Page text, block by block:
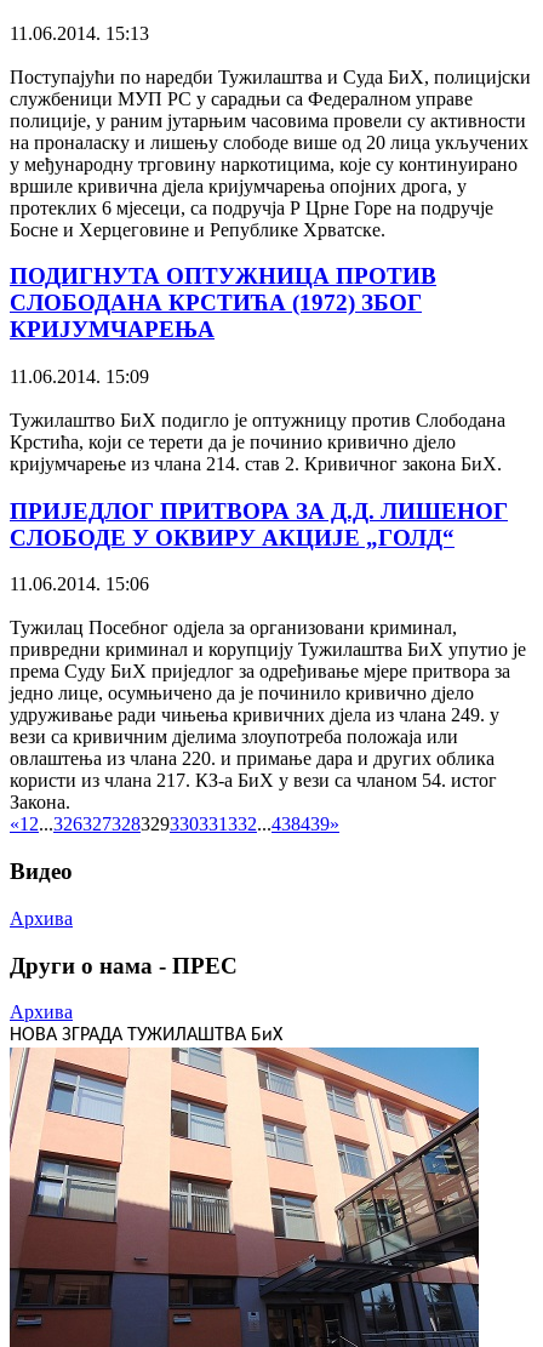
11.06.2014. 15:13
Поступајући по наредби Тужилаштва и Суда БиХ, полицијски
службеници МУП РС у сарадњи са Федералном управе
полиције, у раним јутарњим часовима провели су активности
на проналаску и лишењу слободе више од 20 лица укључених
у међународну трговину наркотицима, које су континуирано
вршиле кривична дјела кријумчарења опојних дрога, у
протеклих 6 мјесеци, са подручја Р Црне Горе на подручје
Босне и Херцеговине и Републике Хрватске.
ПОДИГНУТА ОПТУЖНИЦА ПРОТИВ
СЛОБОДАНА КРСТИЋА (1972) ЗБОГ
КРИЈУМЧАРЕЊА
11.06.2014. 15:09
Тужилаштво БиХ подигло је оптужницу против Слободана
Крстића, који се терети да је починио кривично дјело
кријумчарење из члана 214. став 2. Кривичног закона БиХ.
ПРИЈЕДЛОГ ПРИТВОРА ЗА Д.Д. ЛИШЕНОГ
СЛОБОДЕ У ОКВИРУ АКЦИЈЕ „ГОЛД“
11.06.2014. 15:06
Тужилац Посебног одјела за организовани криминал,
привредни криминал и корупцију Тужилаштва БиХ упутио је
према Суду БиХ приједлог за одређивање мјере притвора за
једно лице, осумњичено да је починило кривично дјело
удруживање ради чињења кривичних дјела из члана 249. у
вези са кривичним дјелима злоупотреба положаја или
овлаштења из члана 220. и примање дара и других облика
користи из члана 217. КЗ-а БиХ у вези са чланом 54. истог
Закона.
«12...326327328329330331332...438439»
Видео
Архива
Други о нама - ПРЕС
Архива
НОВА ЗГРАДА ТУЖИЛАШТВА БиХ